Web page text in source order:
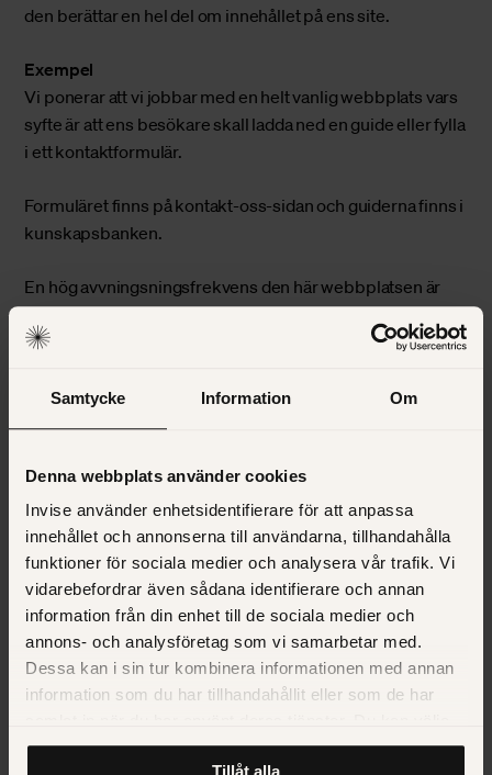
Samtycke Information Om
Denna webbplats använder cookies
Invise använder enhetsidentifierare för att anpassa
innehållet och annonserna till användarna, tillhandahålla
funktioner för sociala medier och analysera vår trafik. Vi
vidarebefordrar även sådana identifierare och annan
information från din enhet till de sociala medier och
annons- och analysföretag som vi samarbetar med.
Dessa kan i sin tur kombinera informationen med annan
information som du har tillhandahållit eller som de har
att klicka på “information” för att välja och justera vilka
Tillåt alla
den berättar en hel del om innehållet på ens site.
Exempel
Vi ponerar att vi jobbar med en helt vanlig webbplats vars
syfte är att ens besökare skall ladda ned en guide eller fylla
i ett kontaktformulär.
Formuläret finns på kontakt-oss-sidan och guiderna finns i
kunskapsbanken.
En hög avvningsningsfrekvens den här webbplatsen är
mer eller mindre alltid dåligt, då det tyder på något av
följande:
Innehåller intresserar inte besökaren
Innehållet stämmer inte överens med vad besökaren
Webbplatsen är förvirrande och besökaren orkar inte
leta runt hela dagen
Besökarna är irrelevanta för webbplatsen (t.ex. en
privatperson som vill köpa en kaffebryggare och
hamnar på en grossists site)
Som du ser så är ingen av ovanstående punkter önskvärd.
Om avvisningsfrekvensen är hög så bör man agera på
något sätt.
3: Vilken trafikkälla genererar flest relevanta